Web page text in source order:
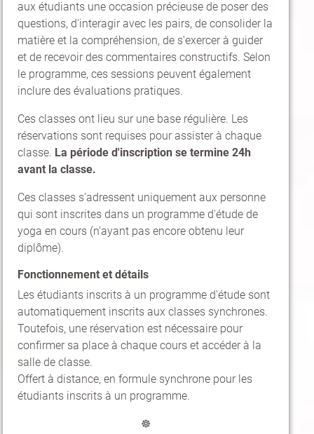
aux étudiants une occasion précieuse de poser des
questions, d'interagir avec les pairs, de consolider la
matière et la compréhension, de s'exercer à guider
et de recevoir des commentaires constructifs. Selon
le programme, ces sessions peuvent également
inclure des évaluations pratiques.
Ces classes ont lieu sur une base régulière. Les
réservations sont requises pour assister à chaque
classe. La période d'inscription se termine 24h
avant la classe.
Ces classes s'adressent uniquement aux personne
qui sont inscrites dans un programme d'étude de
yoga en cours (n'ayant pas encore obtenu leur
diplôme).
Fonctionnement et détails
Les étudiants inscrits à un programme d'étude sont
automatiquement inscrits aux classes synchrones.
Toutefois, une réservation est nécessaire pour
confirmer sa place à chaque cours et accéder à la
salle de classe.
Offert à distance, en formule synchrone pour les
étudiants inscrits à un programme.
☸